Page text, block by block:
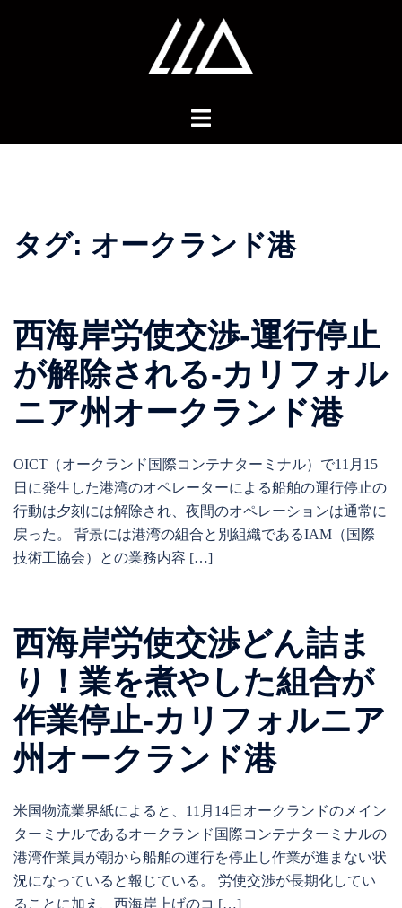
タグ: オークランド港
西海岸労使交渉-運行停止
が解除される-カリフォル
ニア州オークランド港
OICT（オークランド国際コンテナターミナル）で11月15
日に発生した港湾のオペレーターによる船舶の運行停止の
行動は夕刻には解除され、夜間のオペレーションは通常に
戻った。 背景には港湾の組合と別組織であるIAM（国際
技術工協会）との業務内容 […]
西海岸労使交渉どん詰ま
り！業を煮やした組合が
作業停止-カリフォルニア
州オークランド港
米国物流業界紙によると、11月14日オークランドのメイン
ターミナルであるオークランド国際コンテナターミナルの
港湾作業員が朝から船舶の運行を停止し作業が進まない状
況になっていると報じている。 労使交渉が長期化してい
ることに加え、西海岸上げのコ […]